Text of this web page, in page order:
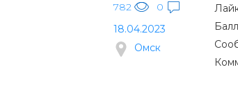
782
0
18.04.2023
Омск